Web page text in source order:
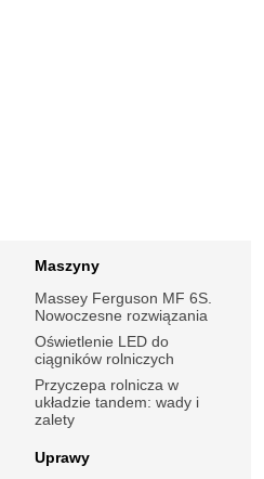
Maszyny
Massey Ferguson MF 6S.
Nowoczesne rozwiązania
Oświetlenie LED do
ciągników rolniczych
Przyczepa rolnicza w
układzie tandem: wady i
zalety
Uprawy